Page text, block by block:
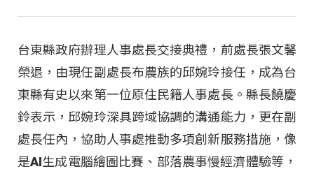
台東縣政府辦理人事處長交接典禮，前處長張文馨
榮退，由現任副處長布農族的邱婉玲接任，成為台
東縣有史以來第一位原住民籍人事處長。縣長饒慶
鈴表示，邱婉玲深具跨域協調的溝通能力，更在副
處長任內，協助人事處推動多項創新服務措施，像
是AI生成電腦繪圖比賽、部落農事慢經濟體驗等，